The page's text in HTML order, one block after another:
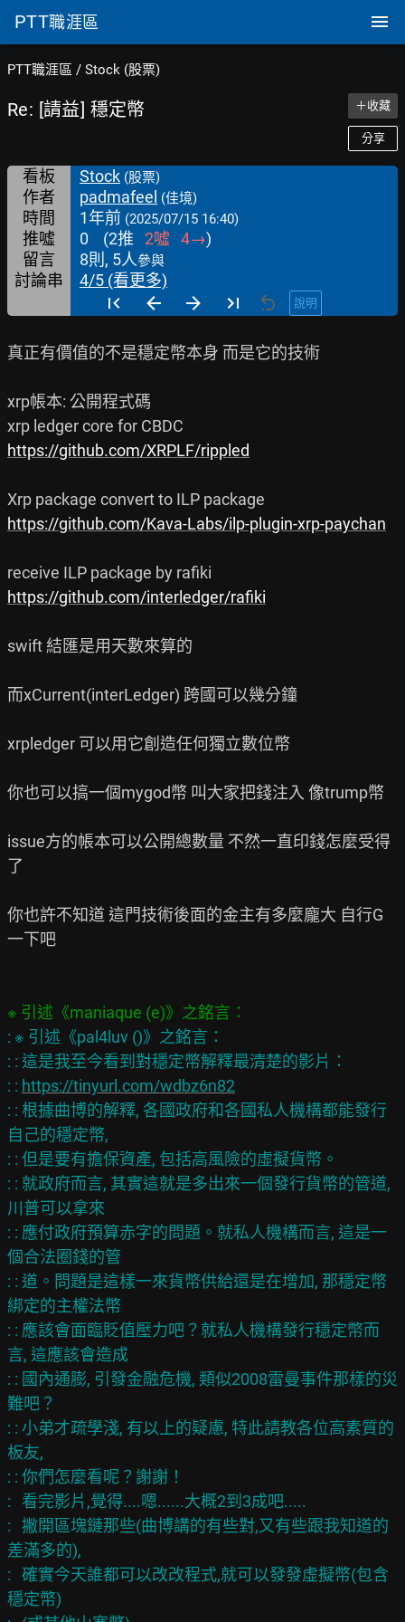
PTT職涯區
PTT職涯區 / Stock (股票)
Re: [請益] 穩定幣 ＋收藏
分享
看板 Stock (股票)
作者 padmafeel (佳境)
時間 1年前 (2025/07/15 16:40)
推噓 0 (2推 2噓 4→)
留言
8則, 5人參與
討論串 4/5 (看更多)
說明
真正有價值的不是穩定幣本身 而是它的技術
xrp帳本: 公開程式碼
https://github.com/XRPLF/rippled
https://github.com/Kava-Labs/ilp-plugin-xrp-paychan
https://github.com/interledger/rafiki
swift 結匯是用天數來算的
而xCurrent(interLedger) 跨國可以幾分鐘
xrpledger 可以用它創造任何獨立數位幣
你也可以搞一個mygod幣 叫大家把錢注入 像trump幣
issue方的帳本可以公開總數量 不然一直印錢怎麼受得
了
你也許不知道 這門技術後面的金主有多麼龐大 自行G
一下吧
: ※ 引述《pal4luv ()》之銘言：
: : 這是我至今看到對穩定幣解釋最清楚的影片：
: : https://tinyurl.com/wdbz6n82
: : 根據曲博的解釋, 各國政府和各國私人機構都能發行
自己的穩定幣,
: : 但是要有擔保資產, 包括高風險的虛擬貨幣。
: : 就政府而言, 其實這就是多出來一個發行貨幣的管道,
川普可以拿來
: : 應付政府預算赤字的問題。就私人機構而言, 這是一
個合法圈錢的管
: : 道。問題是這樣一來貨幣供給還是在增加, 那穩定幣
綁定的主權法幣
: : 應該會面臨貶值壓力吧？就私人機構發行穩定幣而
言, 這應該會造成
: : 國內通膨, 引發金融危機, 類似2008雷曼事件那樣的災
難吧？
: : 小弟才疏學淺, 有以上的疑慮, 特此請教各位高素質的
板友,
: : 你們怎麼看呢？謝謝！
:   看完影片,覺得....嗯......大概2到3成吧.....
:   撇開區塊鏈那些(曲博講的有些對,又有些跟我知道的
差滿多的),
:   確實今天誰都可以改改程式,就可以發發虛擬幣(包含
穩定幣)